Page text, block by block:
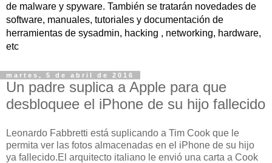
de malware y spyware. También se tratarán novedades de
software, manuales, tutoriales y documentación de
herramientas de sysadmin, hacking , networking, hardware,
etc
martes, 5 de abril de 2016
Un padre suplica a Apple para que
desbloquee el iPhone de su hijo fallecido
Leonardo Fabbretti está suplicando a Tim Cook que le
permita ver las fotos almacenadas en el iPhone de su hijo
ya fallecido.El arquitecto italiano le envió una carta a Cook